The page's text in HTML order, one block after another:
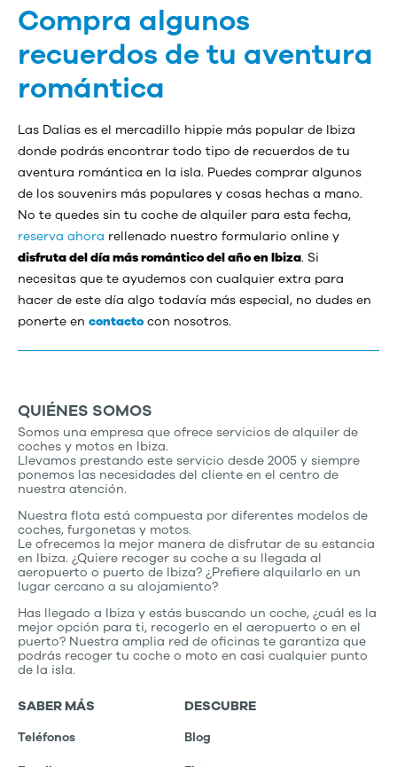
Compra algunos
recuerdos de tu aventura
romántica
Las Dalias es el mercadillo hippie más popular de Ibiza
donde podrás encontrar todo tipo de recuerdos de tu
aventura romántica en la isla. Puedes comprar algunos
de los souvenirs más populares y cosas hechas a mano.
No te quedes sin tu coche de alquiler para esta fecha,
reserva ahora rellenado nuestro formulario online y
disfruta del día más romántico del año en Ibiza. Si
necesitas que te ayudemos con cualquier extra para
hacer de este día algo todavía más especial, no dudes en
ponerte en contactocon nosotros.
QUIÉNES SOMOS
Somos una empresa que ofrece servicios de alquiler de
coches y motos en Ibiza.
Llevamos prestando este servicio desde 2005 y siempre
ponemos las necesidades del cliente en el centro de
nuestra atención.
Nuestra flota está compuesta por diferentes modelos de
coches, furgonetas y motos.
Le ofrecemos la mejor manera de disfrutar de su estancia
en Ibiza. ¿Quiere recoger su coche a su llegada al
aeropuerto o puerto de Ibiza? ¿Prefiere alquilarlo en un
lugar cercano a su alojamiento?
Has llegado a Ibiza y estás buscando un coche, ¿cuál es la
mejor opción para ti, recogerlo en el aeropuerto o en el
puerto? Nuestra amplia red de oficinas te garantiza que
podrás recoger tu coche o moto en casi cualquier punto
de la isla.
SABER MÁS
Teléfonos
DESCUBRE
Blog